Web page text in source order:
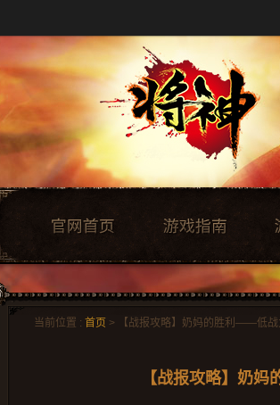
当前位置 : 首页 > 【战报攻略】奶妈的胜利——低战
【战报攻略】奶